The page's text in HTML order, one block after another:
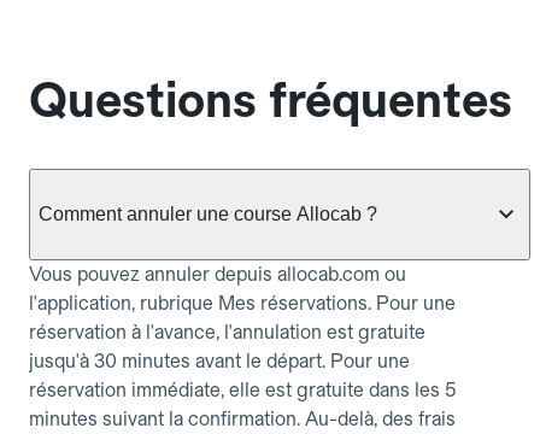
Questions fréquentes
Comment annuler une course Allocab ?
Vous pouvez annuler depuis allocab.com ou
l'application, rubrique Mes réservations. Pour une
réservation à l'avance, l'annulation est gratuite
jusqu'à 30 minutes avant le départ. Pour une
réservation immédiate, elle est gratuite dans les 5
minutes suivant la confirmation. Au-delà, des frais